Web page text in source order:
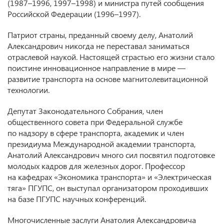
(1987–1996, 1997–1998) и министра путей сообщения
Российской Федерации (1996–1997).
Патриот страны, преданный своему делу, Анатолий
Александрович никогда не переставал заниматься
отраслевой наукой. Настоящей страстью его жизни стало
поистине инновационное направление в мире —
развитие транспорта на основе магнитолевитационной
технологии.
Депутат Законодательного Собрания, член
общественного совета при Федеральной службе
по надзору в сфере транспорта, академик и член
президиума Международной академии транспорта,
Анатолий Александрович много сил посвятил подготовке
молодых кадров для железных дорог. Профессор
на кафедрах «Экономика транспорта» и «Электрическая
тяга» ПГУПС, он выступал организатором проходивших
на базе ПГУПС научных конференций.
Многочисленные заслуги Анатолия Александровича